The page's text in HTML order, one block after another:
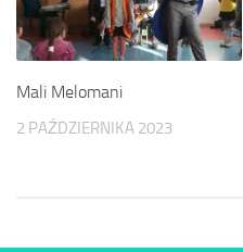
Mali Melomani
2 PAŹDZIERNIKA 2023